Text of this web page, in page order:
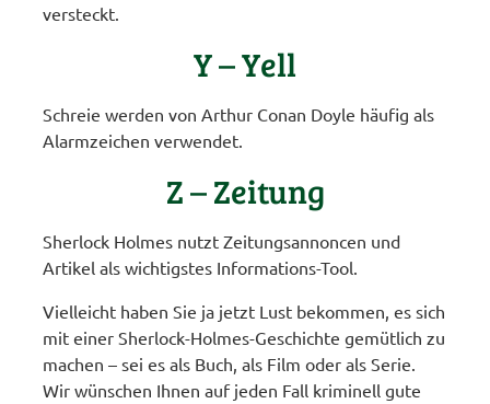
versteckt.
Y – Yell
Schreie werden von Arthur Conan Doyle häufig als
Alarmzeichen verwendet.
Z – Zeitung
Sherlock Holmes nutzt Zeitungsannoncen und
Artikel als wichtigstes Informations-Tool.
Vielleicht haben Sie ja jetzt Lust bekommen, es sich
mit einer Sherlock-Holmes-Geschichte gemütlich zu
machen – sei es als Buch, als Film oder als Serie.
Wir wünschen Ihnen auf jeden Fall kriminell gute